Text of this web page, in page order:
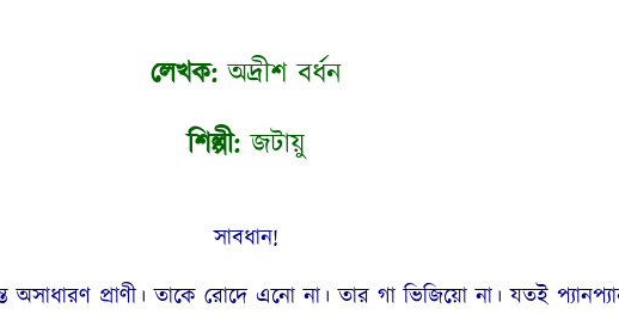
লেখক:অদ্রীশ বর্ধন
শিল্পী:জটায়ু
সাবধান!
প্রাণী। তাকে রোদে এনো না। তার গা ভিজিয়ো না। যতই